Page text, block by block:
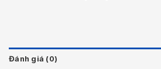
Đánh giá (0)